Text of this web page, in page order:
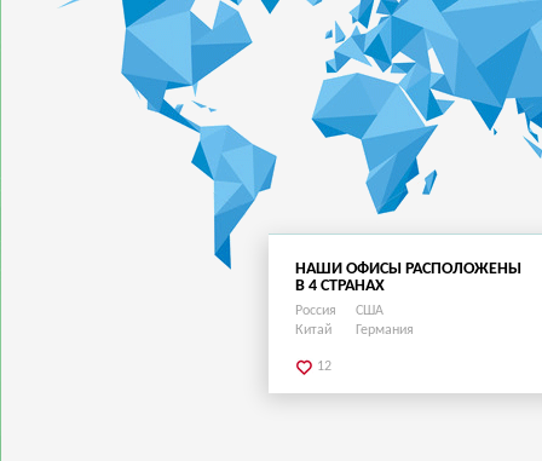
НАШИ ОФИСЫ РАСПОЛОЖЕНЫ
В 4 СТРАНАХ
Россия
Китай
США
Германия
12